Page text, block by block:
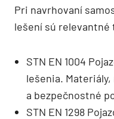
Pri navrhovaní
lešení sú
STN EN 1004
lešenia.
a bezpečnostné
STN EN 1298